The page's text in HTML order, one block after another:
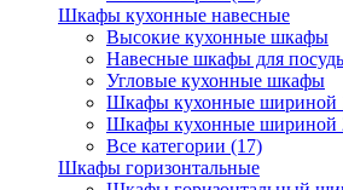
Шкафы кухонные навесные
Высокие кухонные шкафы
Навесные шкафы для
Угловые кухонные шкафы
Шкафы кухонные шириной
Шкафы кухонные шириной
Все категории (17)
Шкафы горизонтальные